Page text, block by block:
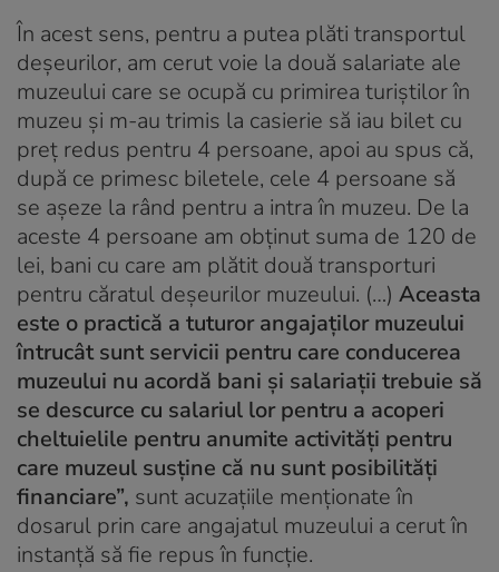
În acest sens, pentru a putea plăti transportul
deşeurilor, am cerut voie la două salariate ale
muzeului care se ocupă cu primirea turiştilor în
muzeu şi m-au trimis la casierie să iau bilet cu
preţ redus pentru 4 persoane, apoi au spus că,
după ce primesc biletele, cele 4 persoane să
se aşeze la rând pentru a intra în muzeu. De la
aceste 4 persoane am obţinut suma de 120 de
lei, bani cu care am plătit două transporturi
pentru căratul deşeurilor muzeului. (…) Aceasta
este o practică a tuturor angajaţilor muzeului
întrucât sunt servicii pentru care conducerea
muzeului nu acordă bani şi salariaţii trebuie să
se descurce cu salariul lor pentru a acoperi
cheltuielile pentru anumite activităţi pentru
care muzeul susţine că nu sunt posibilităţi
financiare”, sunt acuzațiile menționate în
dosarul prin care angajatul muzeului a cerut în
instanță să fie repus în funcție.